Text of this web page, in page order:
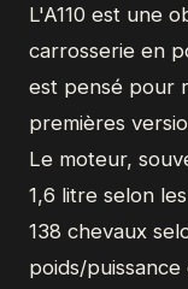
L'A110 est une
carrosserie en
est pensé pour
premières
Le moteur,
1,6 litre selon
138 chevaux
poids/